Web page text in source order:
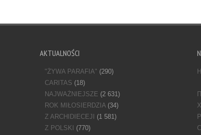
AKTUALNOŚCI
"ŻYWA PARAFIA" (290)
CARITAS (18)
NAJWAŻNIEJSZE (2 631)
ROK MIŁOSIERDZIA(34)
Z ARCHIDIECEJI
(1 581)
Z POLSKI
(770)